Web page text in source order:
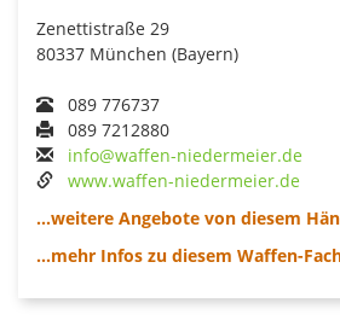
Zenettistraße 29
80337 München (Bayern)
089 776737
089 7212880
info@waffen-niedermeier.de
www.waffen-niedermeier.de
...weitere Angebote von diesem
...mehr Infos zu diesem Waffen-